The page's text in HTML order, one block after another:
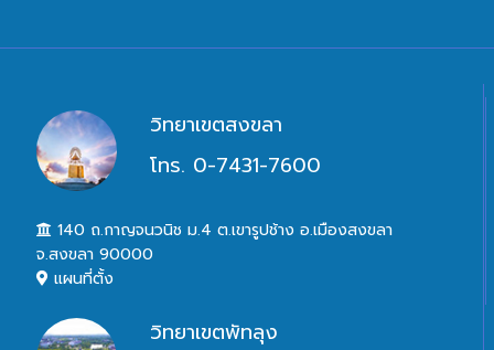
วิทยาเขตสงขลา
โทร. 0-7431-7600
140 ถ.กาญจนวนิช ม.4 ต.เขารูปช้าง อ.เมืองสงขลา
จ.สงขลา 90000
แผนที่ตั้ง
วิทยาเขตพัทลุง